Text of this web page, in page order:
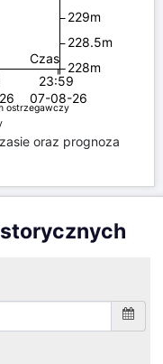
Czas
23:59
07-08-26
228m
228.5m
229m
ostrzegawczy
oraz prognoza